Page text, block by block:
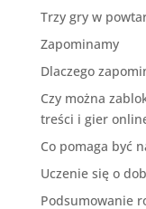
Trzy gry w
Zapominamy
Dlaczego
Czy można
treści i gier
Co pomaga być
Uczenie się o
Podsumowanie